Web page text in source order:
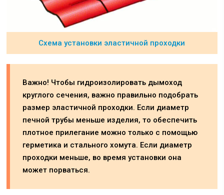
Схема установки эластичной проходки
Важно! Чтобы гидроизолировать дымоход
круглого сечения, важно правильно подобрать
размер эластичной проходки. Если диаметр
печной трубы меньше изделия, то обеспечить
плотное прилегание можно только с помощью
герметика и стального хомута. Если диаметр
проходки меньше, во время установки она
может порваться.